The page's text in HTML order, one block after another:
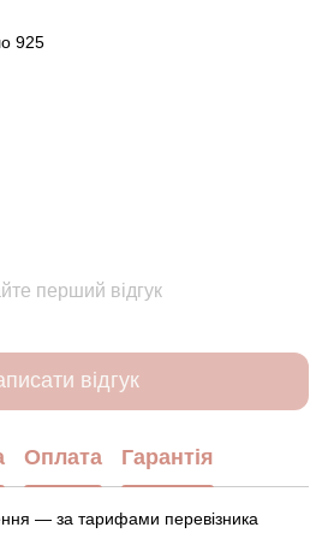
925
перший відгук
відгук
Оплата Гарантія
— за тарифами перевізника